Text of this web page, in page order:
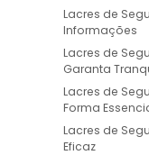
Lacres de
Informações
Lacres de
Garanta
Lacres de
Forma
Lacres de
Eficaz